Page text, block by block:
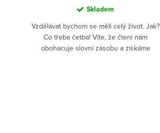
Skladem
Vzdělávat bychom se měli celý život. Jak?
Co třeba četba! Víte, že čtení nám
obohacuje slovní zásobu a získáme